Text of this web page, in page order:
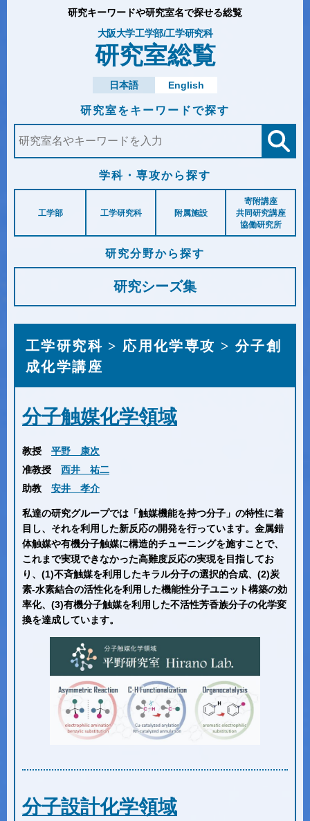
研究キーワードや研究室名で探せる総覧
大阪大学工学部/工学研究科
研究室総覧
日本語 English
研究室をキーワードで探す
学科・専攻から探す
工学部 工学研究科 附属施設
寄附講座
共同研究講座
協働研究所
研究分野から探す
研究シーズ集
工学研究科 > 応用化学専攻 > 分子創
成化学講座
分子触媒化学領域
教授
平野 康次
准教授
西井 祐二
助教
安井 孝介
私達の研究グループでは「触媒機能を持つ分子」の特性に着
目し、それを利用した新反応の開発を行っています。金属錯
体触媒や有機分子触媒に構造的チューニングを施すことで、
これまで実現できなかった高難度反応の実現を目指してお
り、(1)不斉触媒を利用したキラル分子の選択的合成、(2)炭
素-水素結合の活性化を利用した機能性分子ユニット構築の効
率化、(3)有機分子触媒を利用した不活性芳香族分子の化学変
換を達成しています。
分子設計化学領域